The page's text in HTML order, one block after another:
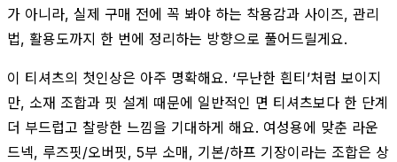
가 아니라, 실제 구매 전에 꼭 봐야 하는 착용감과 사이즈, 관리
법, 활용도까지 한 번에 정리하는 방향으로 풀어드릴게요.
이 티셔츠의 첫인상은 아주 명확해요. ‘무난한 흰티’처럼 보이지
만, 소재 조합과 핏 설계 때문에 일반적인 면 티셔츠보다 한 단계
더 부드럽고 찰랑한 느낌을 기대하게 해요. 여성용에 맞춘 라운
드넥, 루즈핏/오버핏, 5부 소매, 기본/하프 기장이라는 조합은 상